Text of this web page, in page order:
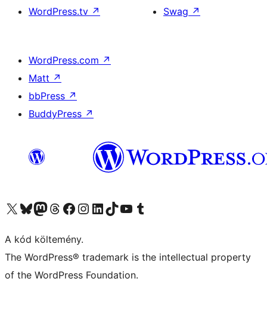
WordPress.tv ↗
Swag ↗
WordPress.com ↗
Matt ↗
bbPress ↗
BuddyPress ↗
Visit our X (formerly Twitter) account
Visit our Bluesky account
Twitter csatornánk
Visit our Threads account
Facebook oldalunk megtekintése
Visit our Instagram account
Visit our LinkedIn account
Visit our TikTok account
Visit our YouTube channel
Visit our Tumblr account
A kód költemény.
The WordPress® trademark is the intellectual property
of the WordPress Foundation.